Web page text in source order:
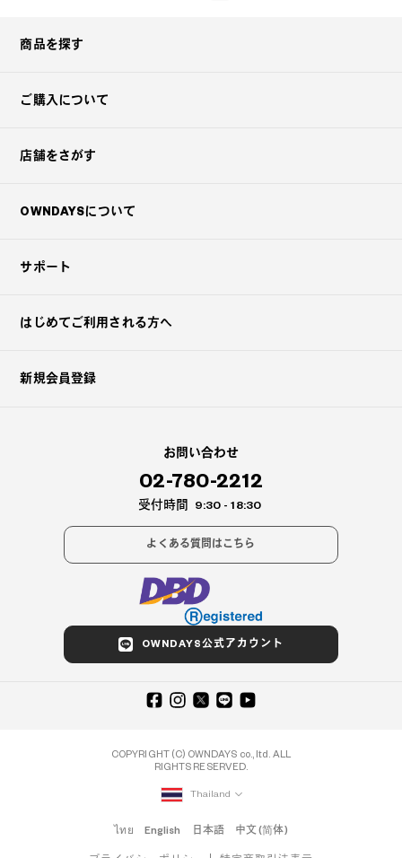
商品を探す
ご購入について
店舗をさがす
OWNDAYSについて
サポート
はじめてご利用される方へ
新規会員登録
お問い合わせ
02-780-2212
受付時間 9:30 - 18:30
よくある質問はこちら
OWNDAYS公式アカウント
COPYRIGHT (C) OWNDAYS co., ltd. ALL
RIGHTS RESERVED.
Thailand
ไทย English 日本語 中文 (简体)